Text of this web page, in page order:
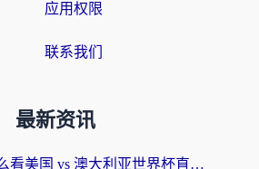
应用权限
联系我们
最新资讯
在国外怎么看美国 vs 澳大利亚世界杯直播？海外党必藏的中文解说观赛指南